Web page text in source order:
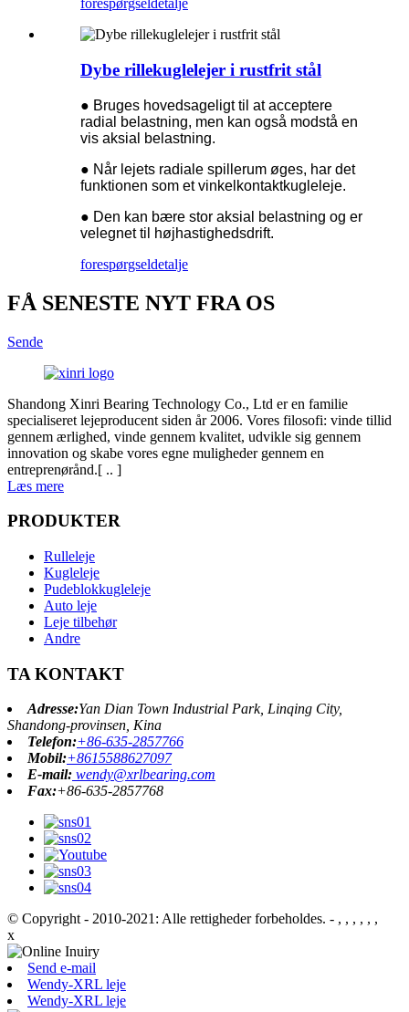
forespørgsel detalje
Dybe rillekuglelejer i rustfrit stål
● Bruges hovedsageligt til at acceptere
radial belastning, men kan også modstå en
vis aksial belastning.
● Når lejets radiale spillerum øges, har det
funktionen som et vinkelkontaktkugleleje.
● Den kan bære stor aksial belastning og er
velegnet til højhastighedsdrift.
forespørgseldetalje
FÅ SENESTE NYT FRA OS
Sende
Shandong Xinri Bearing Technology Co., Ltd er en familie
specialiseret lejeproducent siden år 2006. Vores filosofi: vinde tillid
gennem ærlighed, vinde gennem kvalitet, udvikle sig gennem
innovation og skabe vores egne muligheder gennem en
entreprenørånd.[ .. ]
Læs mere
PRODUKTER
Rulleleje
Kugleleje
Pudeblokkugleleje
Auto leje
Leje tilbehør
Andre
TA KONTAKT
Adresse:Yan Dian Town Industrial Park, Linqing City,
Shandong-provinsen, Kina
Telefon:+86-635-2857766
Mobil:+8615588627097
E-mail: wendy@xrlbearing.com
Fax:+86-635-2857768
© Copyright - 2010-2021: Alle rettigheder forbeholdes. - , , , , , ,
x
Send e-mail
Wendy-XRL leje
Wendy-XRL leje